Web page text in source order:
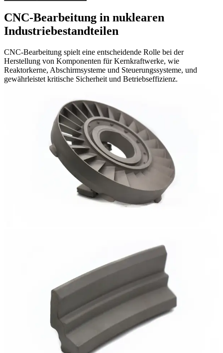
CNC-Bearbeitung in nuklearen
Industriebestandteilen
CNC-Bearbeitung spielt eine entscheidende Rolle bei der
Herstellung von Komponenten für Kernkraftwerke, wie
Reaktorkerne, Abschirmsysteme und Steuerungssysteme, und
gewährleistet kritische Sicherheit und Betriebseffizienz.